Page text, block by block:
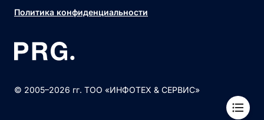
Политика конфиденциальности
© 2005–2026 гг. ТОО «ИНФОТЕХ & СЕРВИС»